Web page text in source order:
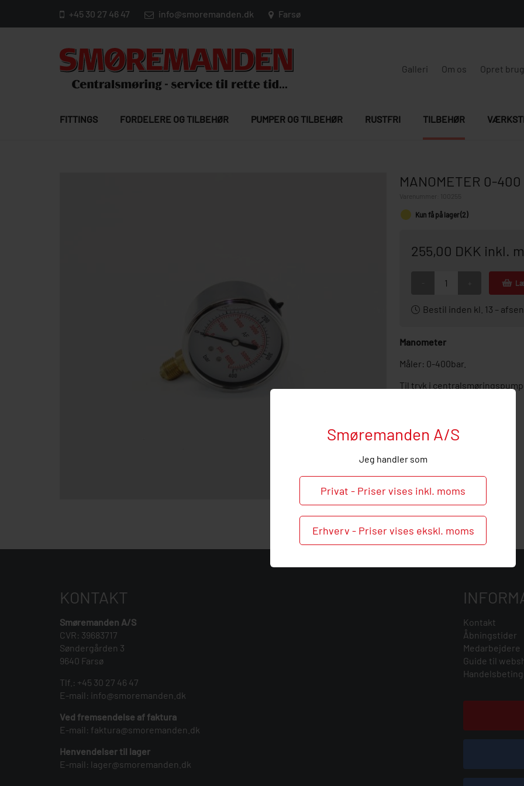
Smøremanden A/S
Jeg handler som
Privat - Priser vises inkl. moms
Erhverv - Priser vises ekskl. moms
+45 30 27 46 47 info@smoremanden.dk Farsø
Galleri Om os Opret
FITTINGS FORDELERE OG TILBEHØR PUMPER OG TILBEHØR RUSTFRI TILBEHØR
MANOMETER 0-400
100255
Kun få på lager (2)
255,00 DKK inkl.
Bestil inden kl. 13 –
Manometer
Måler: 0-400bar.
Til tryk i
KONTAKT
Smøremanden A/S
CVR: 39683717
Søndergården 3
9640 Farsø
Tlf.: +45 30 27 46 47
E-mail: info@smoremanden.dk
Ved fremsendelse af faktura
E-mail: faktura@smoremanden.dk
Henvendelser til lager
E-mail: lager@smoremanden.dk
Kontakt
Åbningstider
Medarbejdere
Guide til